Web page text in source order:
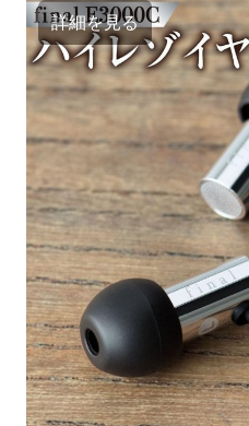
詳細を見る